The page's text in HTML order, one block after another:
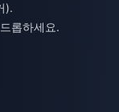
).
롭하세요.